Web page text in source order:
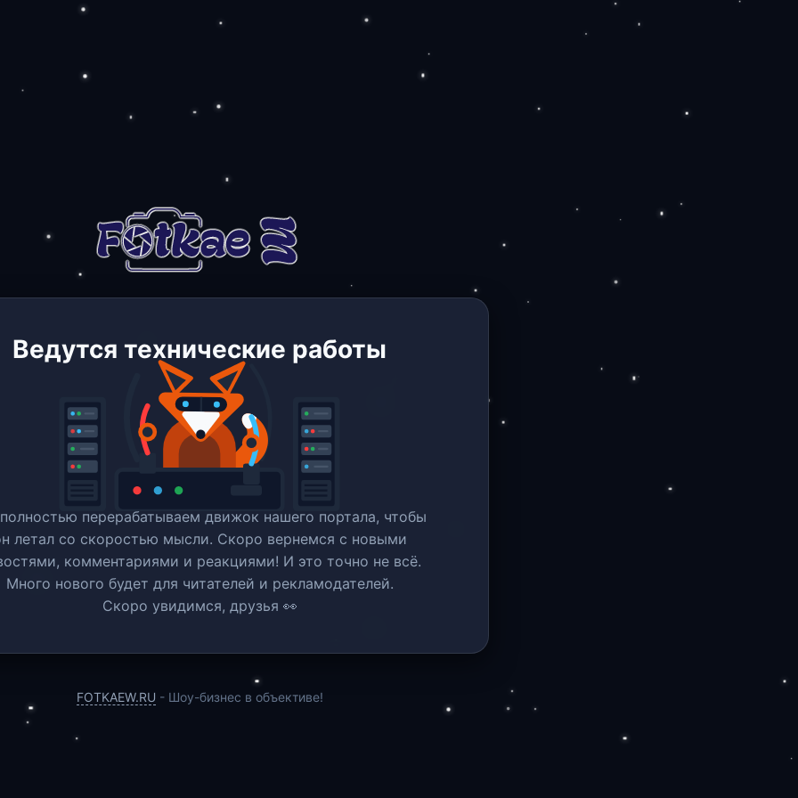
Ведутся технические работы
перерабатываем движок нашего портала, чтобы
летал со скоростью мысли. Скоро вернемся c новыми
комментариями и реакциями! И это точно не всё.
Много нового будет для читателей и рекламодателей.
Скоро увидимся, друзья 👀
FOTKAEW.RU - Шоу-бизнес в объективе!